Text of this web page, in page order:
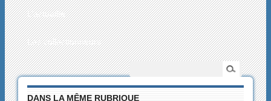
L’actualité
Les collectionneurs
DANS LA MÊME RUBRIQUE